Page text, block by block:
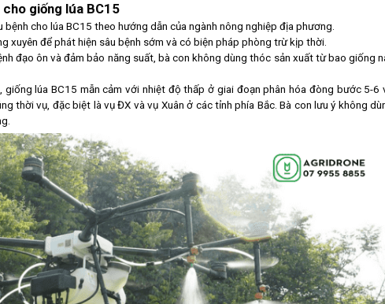
giống lúa BC15
cho lúa BC15 theo hướng dẫn của ngành nông nghiệp địa phương.
xuyên để phát hiện sâu bệnh sớm và có biện pháp phòng trừ kịp thời.
đạo ôn và đảm bảo năng suất, bà con không dùng thóc sản xuất từ bao giống
giống lúa BC15 mẫn cảm với nhiệt độ thấp ở giai đoạn phân hóa đòng bước 5-6
thời vụ, đặc biệt là vụ ĐX và vụ Xuân ở các tỉnh phía Bắc. Bà con lưu ý không